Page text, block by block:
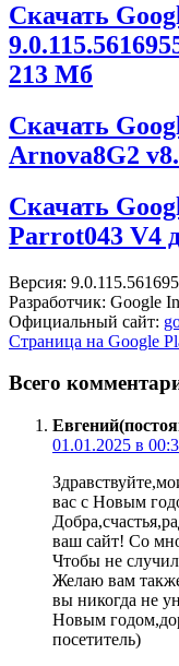
Скачать
213 Мб
Скачать
Arnova8G2
Скачать
Parrot043 V4
Версия:
Разработчик: Google
Официальный сайт:
Страница на Google
Всего
01.01.2025 в
вас с Новым
ваш сайт! Со
Чтобы не
Желаю вам
вы никогда не
Новым
посетитель)